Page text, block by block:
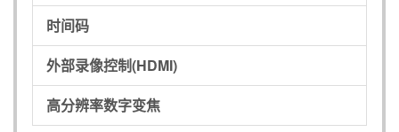
时间码
外部录像控制(HDMI)
高分辨率数字变焦